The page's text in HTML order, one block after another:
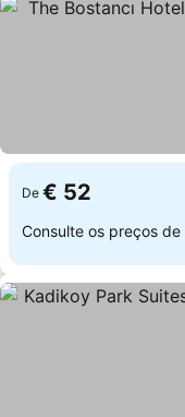
De € 52
Consulte os preços de